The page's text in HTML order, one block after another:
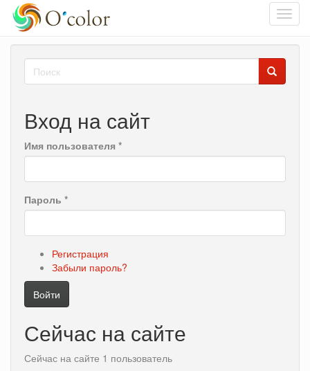
основному
Форма
поиска
Вход на сайт
Имя пользователя *
Пароль *
Регистрация
Забыли пароль?
Войти
Сейчас на сайте
Сейчас на сайте 1 пользователь